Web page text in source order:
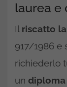
laurea e
Il riscatto
917/1986 e
richiederlo
un diploma